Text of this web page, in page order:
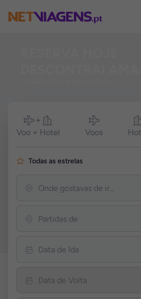
Melhores
Pacotes
Férias
com
Incluído
Voo + Hotel Voos
Todas as estrelas